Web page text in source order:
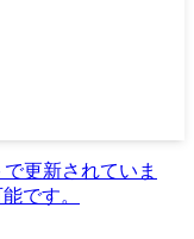
更新されていま
です。